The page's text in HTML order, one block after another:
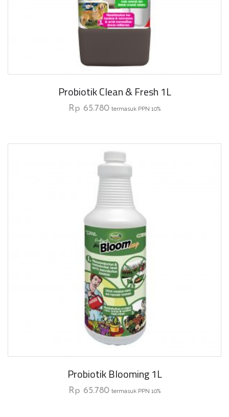
Probiotik Clean & Fresh 1L
Rp 65.780 termasuk PPN 10%
Probiotik Blooming 1L
Rp 65.780 termasuk PPN 10%